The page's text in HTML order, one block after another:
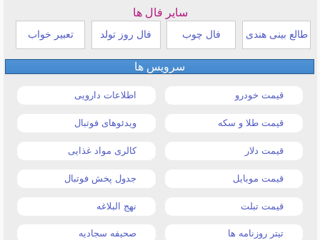
سایر فال ها
طالع بینی هندی فال چوب فال روز تولد تعبیر خواب
سرویس ها
قیمت خودرو اطلاعات دارویی
قیمت طلا و سکه ویدئوهای فوتبال
قیمت دلار کالری مواد غذایی
قیمت موبایل جدول پخش فوتبال
قیمت تبلت نهج البلاغه
تیتر روزنامه ها صحیفه سجادیه